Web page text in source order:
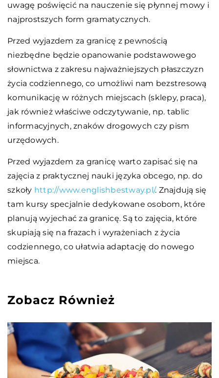
uwagę poświęcić na nauczenie się płynnej mowy i
najprostszych form gramatycznych.
Przed wyjazdem za granicę z pewnością
niezbędne będzie opanowanie podstawowego
słownictwa z zakresu najważniejszych płaszczyzn
życia codziennego, co umożliwi nam bezstresową
komunikację w różnych miejscach (sklepy, praca),
jak również właściwe odczytywanie, np. tablic
informacyjnych, znaków drogowych czy pism
urzędowych.
Przed wyjazdem za granicę warto zapisać się na
zajęcia z praktycznej nauki języka obcego, np. do
szkoły http://www.englishbestway.pl/. Znajdują się
tam kursy specjalnie dedykowane osobom, które
planują wyjechać za granicę. Są to zajęcia, które
skupiają się na frazach i wyrażeniach z życia
codziennego, co ułatwia adaptację do nowego
miejsca.
Zobacz Również